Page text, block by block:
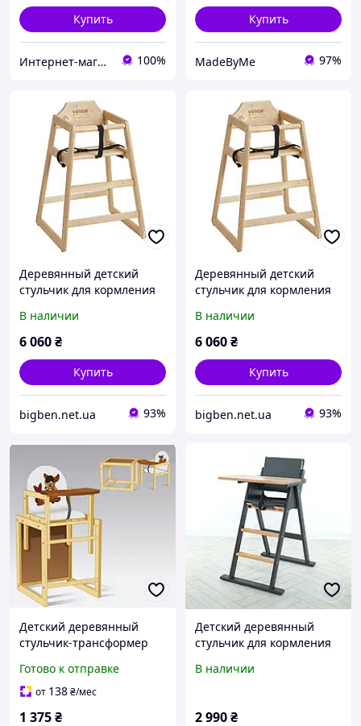
Купить
Интернет-магазин "IgroShop" 100%
Купить
MadeByMe 97%
Деревянный детский
стульчик для кормления
переносное детское
кресло Natural PP 40654
В наличии
6 060₴
Купить
bigben.net.ua 93%
Деревянный детский
стульчик для кормления
переносное детское
кресло Natural PP 42659
В наличии
6 060₴
Купить
bigben.net.ua 93%
Детский деревянный
стульчик-трансформер
"Оленёнок" №2015
Готово к отправке
от 138₴/мес
1 375₴
Детский деревянный
стульчик для кормления
01-01 от 6 месяцев до 50
В наличии
2 990₴